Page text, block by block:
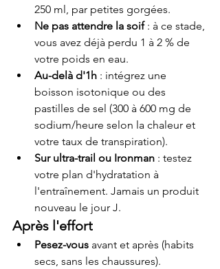
250 ml, par petites gorgées.
Ne pas attendre la soif : à ce stade,
vous avez déjà perdu 1 à 2 % de
votre poids en eau.
Au-delà d'1h : intégrez une
boisson isotonique ou des
pastilles de sel (300 à 600 mg de
sodium/heure selon la chaleur et
votre taux de transpiration).
Sur ultra-trail ou Ironman : testez
votre plan d'hydratation à
l'entraînement. Jamais un produit
nouveau le jour J.
Après l'effort
Pesez-vous avant et après (habits
secs, sans les chaussures).